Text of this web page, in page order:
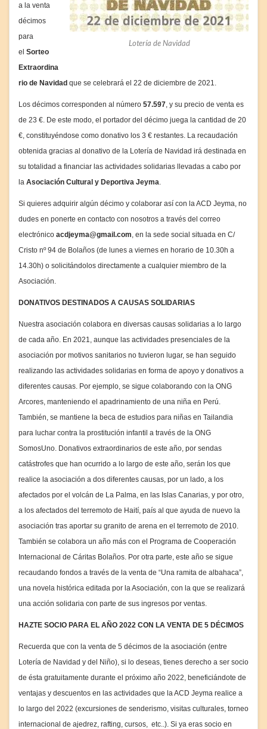
Lotería de Navidad
a la venta
décimos
para
el Sorteo
Extraordina
rio de Navidad que se celebrará el 22 de diciembre de 2021.
Los décimos corresponden al número 57.597 , y su precio de venta es
de 23 €. De este modo, el portador del décimo juega la cantidad de 20
€, constituyéndose como donativo los 3 € restantes. La recaudación
obtenida gracias al donativo de la Lotería de Navidad irá destinada en
su totalidad a financiar las actividades solidarias llevadas a cabo por
la Asociación Cultural y Deportiva Jeyma
Si quieres adquirir algún décimo y colaborar así con la ACD Jeyma, no
dudes en ponerte en contacto con nosotros a través del correo
electrónico acdjeyma@gmail.com , en la sede social situada en C/
Cristo nº 94 de Bolaños (de lunes a viernes en horario de 10.30h a
14.30h) o solicitándolos directamente a cualquier miembro de la
Asociación.
DONATIVOS DESTINADOS A CAUSAS SOLIDARIAS
Nuestra asociación colabora en diversas causas solidarias a lo largo
de cada año. En 2021, aunque las actividades presenciales de la
asociación por motivos sanitarios no tuvieron lugar, se han seguido
realizando las actividades solidarias en forma de apoyo y donativos a
diferentes causas. Por ejemplo, se sigue colaborando con la ONG
Arcores, manteniendo el apadrinamiento de una niña en Perú.
También, se mantiene la beca de estudios para niñas en Tailandia
para luchar contra la prostitución infantil a través de la ONG
SomosUno. Donativos extraordinarios de este año, por sendas
catástrofes que han ocurrido a lo largo de este año, serán los que
realice la asociación a dos diferentes causas, por un lado, a los
afectados por el volcán de La Palma, en las Islas Canarias, y por otro,
a los afectados del terremoto de Haití, país al que ayuda de nuevo la
asociación tras aportar su granito de arena en el terremoto de 2010.
También se colabora un año más con el Programa de Cooperación
Internacional de Cáritas Bolaños. Por otra parte, este año se sigue
recaudando fondos a través de la venta de “Una ramita de albahaca”,
una novela histórica editada por la Asociación, con la que se realizará
una acción solidaria con parte de sus ingresos por ventas.
HAZTE SOCIO PARA EL AÑO 2022 CON LA VENTA DE 5 DÉCIMOS
Recuerda que con la venta de 5 décimos de la asociación (entre
Lotería de Navidad y del Niño), si lo deseas, tienes derecho a ser socio
de ésta gratuitamente durante el próximo año 2022, beneficiándote de
ventajas y descuentos en las actividades que la ACD Jeyma realice a
lo largo del 2022 (excursiones de senderismo, visitas culturales, torneo
internacional de ajedrez, rafting, cursos, etc..). Si ya eras socio en